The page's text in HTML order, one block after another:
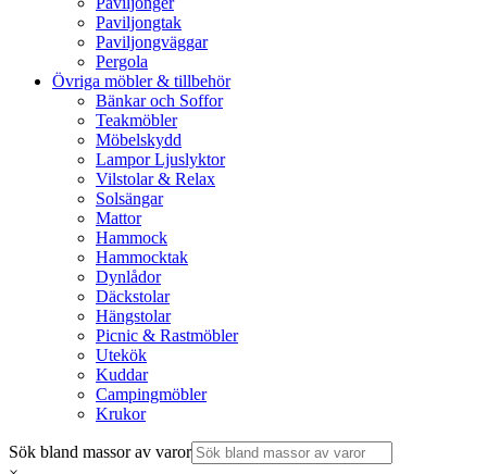
Paviljongtak
Paviljongväggar
Pergola
Övriga möbler & tillbehör
Bänkar och Soffor
Teakmöbler
Möbelskydd
Lampor Ljuslyktor
Vilstolar & Relax
Solsängar
Mattor
Hammock
Hammocktak
Dynlådor
Däckstolar
Hängstolar
Picnic & Rastmöbler
Utekök
Kuddar
Campingmöbler
Krukor
Sök bland massor av varor